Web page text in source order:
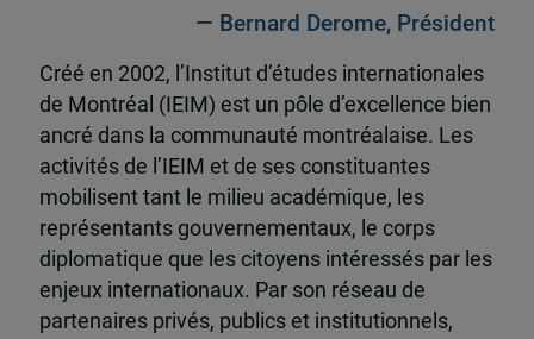
— Bernard Derome, Président
Créé en 2002, l’Institut d’études internationales
de Montréal (IEIM) est un pôle d’excellence bien
ancré dans la communauté montréalaise. Les
activités de l’IEIM et de ses constituantes
mobilisent tant le milieu académique, les
représentants gouvernementaux, le corps
diplomatique que les citoyens intéressés par les
enjeux internationaux. Par son réseau de
partenaires privés, publics et institutionnels,